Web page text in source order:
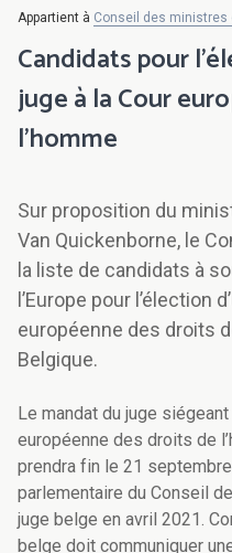
Appartient à Conseil des ministres
Candidats pour
juge à la Cour
l’homme
Sur proposition du
Van Quickenborne, le
la liste de candidats à
l’Europe pour l’élection
européenne des droits
Belgique.
Le mandat du juge
européenne des droits de
prendra fin le 21
parlementaire du Conseil
juge belge en avril 2021.
belge doit communiquer